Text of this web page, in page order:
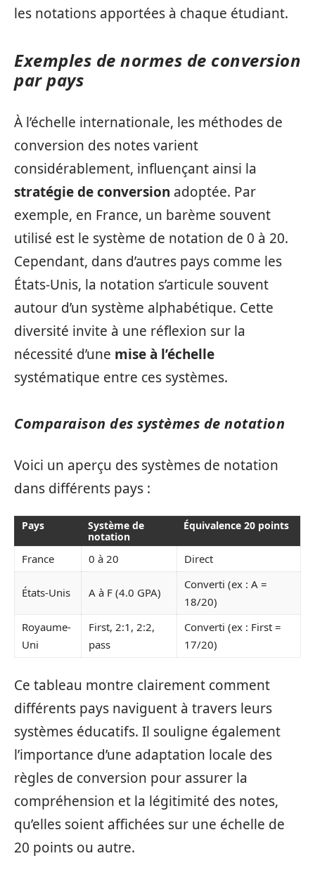
les notations apportées à chaque étudiant.
Exemples de normes de conversion
par pays
À l’échelle internationale, les méthodes de
conversion des notes varient
considérablement, influençant ainsi la
stratégie de conversion adoptée. Par
exemple, en France, un barème souvent
utilisé est le système de notation de 0 à 20.
Cependant, dans d’autres pays comme les
États-Unis, la notation s’articule souvent
autour d’un système alphabétique. Cette
diversité invite à une réflexion sur la
nécessité d’une mise à l’échelle
systématique entre ces systèmes.
Comparaison des systèmes de notation
Voici un aperçu des systèmes de notation
dans différents pays :
Pays
Système de
notation
Équivalence 20 points
France 0 à 20 Direct
États-Unis A à F (4.0 GPA)
Converti (ex : A =
18/20)
Royaume-
Uni
First, 2:1, 2:2,
pass
Converti (ex : First =
17/20)
Ce tableau montre clairement comment
différents pays naviguent à travers leurs
systèmes éducatifs. Il souligne également
l’importance d’une adaptation locale des
règles de conversion pour assurer la
compréhension et la légitimité des notes,
qu’elles soient affichées sur une échelle de
20 points ou autre.